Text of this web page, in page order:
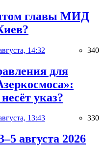
главы МИД
14:32 340
для
указ?
13:43 330
августа 2026